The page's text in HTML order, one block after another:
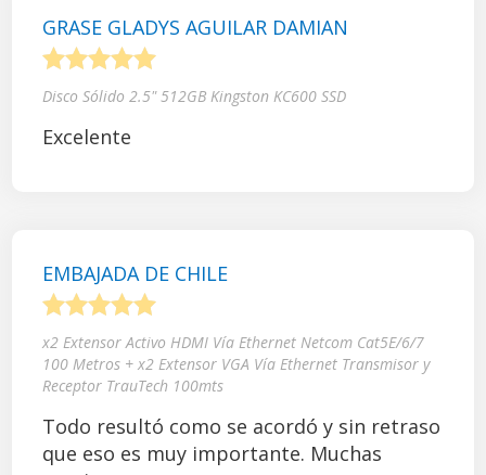
GRASE GLADYS AGUILAR DAMIAN
Disco Sólido 2.5" 512GB Kingston KC600 SSD
Excelente
EMBAJADA DE CHILE
x2 Extensor Activo HDMI Vía Ethernet Netcom Cat5E/6/7
100 Metros + x2 Extensor VGA Vía Ethernet Transmisor y
Receptor TrauTech 100mts
Todo resultó como se acordó y sin retraso
que eso es muy importante. Muchas